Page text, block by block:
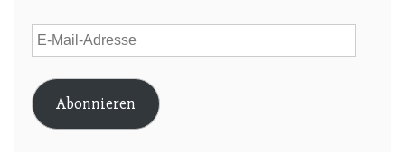
E-
Mail-
Adresse
Abonnieren